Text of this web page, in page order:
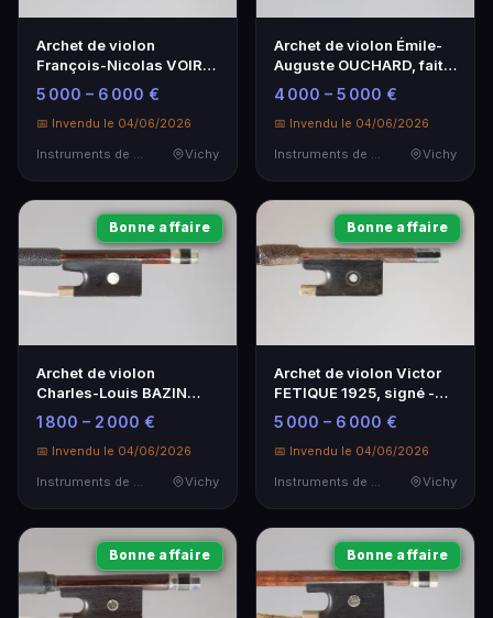
Archet de violon
François-Nicolas VOIRIN
- Modèle exceptionnel
5 000 – 6 000 €
📅 Invendu le 04/06/2026
Vichy
Archet de violon Émile-
Auguste OUCHARD, fait
vers 1900, qualité
artisanale
4 000 – 5 000 €
📅 Invendu le 04/06/2026
Vichy
Bonne affaire
Archet de violon
Charles-Louis BAZIN
1930 - Instrument de
musique
1 800 – 2 000 €
📅 Invendu le 04/06/2026
Instruments de Musique
Vichy
Bonne affaire
Archet de violon Victor
FETIQUE 1925, signé -
Instrument de musique
5 000 – 6 000 €
📅 Invendu le 04/06/2026
Instruments de Musique
Vichy
Bonne affaire Bonne affaire